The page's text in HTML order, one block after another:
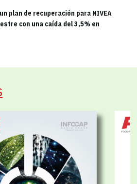
plan de recuperación para NIVEA
con una caída del 3,5% en